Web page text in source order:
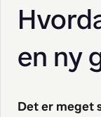
en ny
Det er meget